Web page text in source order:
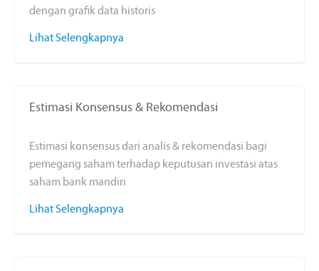
dengan grafik data historis
Lihat Selengkapnya
Estimasi Konsensus & Rekomendasi
Estimasi konsensus dari analis & rekomendasi bagi
pemegang saham terhadap keputusan investasi atas
saham bank mandiri
Lihat Selengkapnya